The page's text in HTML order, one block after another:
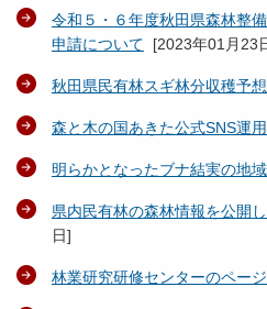
令和５・６年度秋田県森林整
申請について [2023年01月23
秋田県民有林スギ林分収穫予
森と木の国あきた公式SNS運
明らかとなったブナ結実の地
県内民有林の森林情報を公開し
日]
林業研究研修センターのページ